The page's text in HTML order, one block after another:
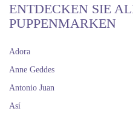
ENTDECKEN SIE
PUPPENMARKEN
Adora
Anne Geddes
Antonio Juan
Así